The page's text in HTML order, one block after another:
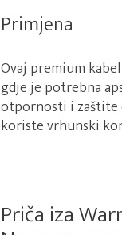
Primjena
Ovaj premium
gdje je potrebna
otpornosti i zaštite
koriste vrhunski
Priča iza